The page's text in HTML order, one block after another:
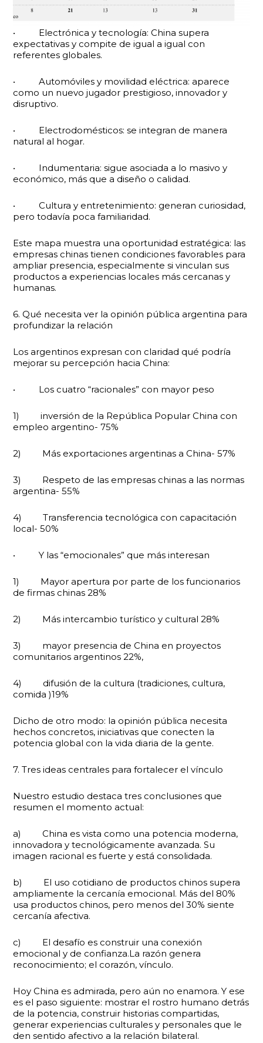
• Electrónica y tecnología: China supera
expectativas y compite de igual a igual con
referentes globales.
• Automóviles y movilidad eléctrica: aparece
como un nuevo jugador prestigioso, innovador y
disruptivo.
• Electrodomésticos: se integran de manera
natural al hogar.
• Indumentaria: sigue asociada a lo masivo y
económico, más que a diseño o calidad.
• Cultura y entretenimiento: generan curiosidad,
pero todavía poca familiaridad.
Este mapa muestra una oportunidad estratégica: las
empresas chinas tienen condiciones favorables para
ampliar presencia, especialmente si vinculan sus
productos a experiencias locales más cercanas y
humanas.
6. Qué necesita ver la opinión pública argentina para
profundizar la relación
Los argentinos expresan con claridad qué podría
mejorar su percepción hacia China:
• Los cuatro “racionales” con mayor peso
1) inversión de la República Popular China con
empleo argentino- 75%
2) Más exportaciones argentinas a China- 57%
3) Respeto de las empresas chinas a las normas
argentina- 55%
4) Transferencia tecnológica con capacitación
local- 50%
• Y las “emocionales” que más interesan
1) Mayor apertura por parte de los funcionarios
de firmas chinas 28%
2) Más intercambio turístico y cultural 28%
3) mayor presencia de China en proyectos
comunitarios argentinos 22%,
4) difusión de la cultura (tradiciones, cultura,
comida )19%
Dicho de otro modo: la opinión pública necesita
hechos concretos, iniciativas que conecten la
potencia global con la vida diaria de la gente.
7. Tres ideas centrales para fortalecer el vínculo
Nuestro estudio destaca tres conclusiones que
resumen el momento actual:
a) China es vista como una potencia moderna,
innovadora y tecnológicamente avanzada. Su
imagen racional es fuerte y está consolidada.
b) El uso cotidiano de productos chinos supera
ampliamente la cercanía emocional. Más del 80%
usa productos chinos, pero menos del 30% siente
cercanía afectiva.
c) El desafío es construir una conexión
emocional y de confianza.La razón genera
reconocimiento; el corazón, vínculo.
Hoy China es admirada, pero aún no enamora. Y ese
es el paso siguiente: mostrar el rostro humano detrás
de la potencia, construir historias compartidas,
generar experiencias culturales y personales que le
den sentido afectivo a la relación bilateral.